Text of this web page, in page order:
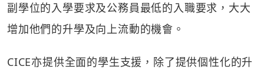
副學位的入學要求及公務員最低的入職要求，大大
增加他們的升學及向上流動的機會。
CICE亦提供全面的學生支援，除了提供個性化的升